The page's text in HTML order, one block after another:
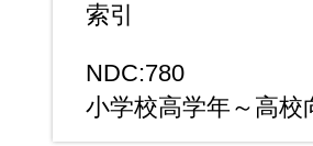
索引
NDC:780
小学校高学年～高校